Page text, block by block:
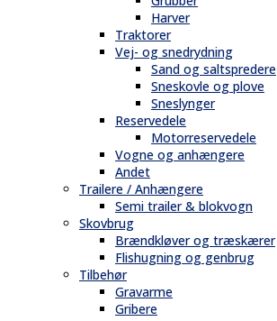
Harver
Traktorer
Vej- og snedrydning
Sand og saltspredere
Sneskovle og plove
Sneslynger
Reservedele
Motorreservedele
Vogne og anhængere
Andet
Trailere / Anhængere
Semi trailer & blokvogn
Skovbrug
Brændkløver og træskærer
Flishugning og genbrug
Tilbehør
Gravarme
Gribere